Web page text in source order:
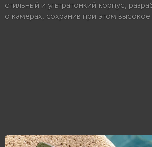
стильный и ультратонкий корпус,
о камерах, сохранив при этом высокое